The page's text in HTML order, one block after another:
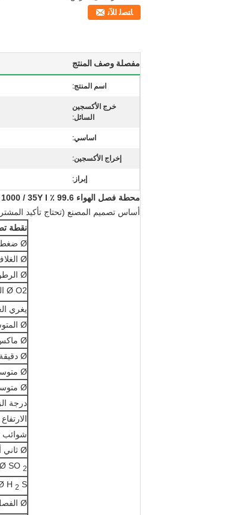
ﺎﺘﺼﻟ ﺍﻶﻧ
مفصلة وصف المنتج
اسم المنتج:
خرج الأكسجين
السائل:
اساسي:
إخراج الأكسجين:
إبراز:
محطة فصل الهواء 99.6 ٪ KDONAR-1000Y / 1000 / 35Y I
أساس تصميم المصنع (تحتاج تأكيد
نقطة
Ø ضغط الهواء
Ø الغلاف الجوي يغري.
Ø الرطوبة النسبية
Ø O2 الواردة في الهواء
يغري
Ø المتوسط ​​السنوي يغري.
Ø ماكس. جذب.
Ø دقيقة جذب.
Ø متوسط ​​الصيف يغري.
Ø متوسط ​​الشتاء يغري.
درجة
الارتفاع
شوائب
Ø ثاني أكسيد الكربون
Ø SO 2
H 2 S
Ø الفصل